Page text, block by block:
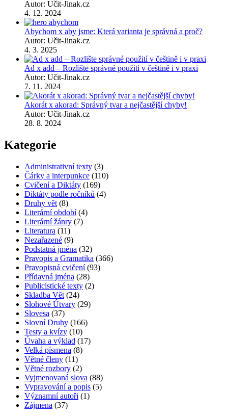
Autor: Učit-Jinak.cz
4. 12. 2024
Abychom x aby jsme: Která varianta je správná a proč?
Autor: Učit-Jinak.cz
4. 3. 2025
Ad x add – Rozlište správné použití v češtině i v praxi
Autor: Učit-Jinak.cz
7. 11. 2024
Akorát x akorad: Správný tvar a nejčastější chyby!
Autor: Učit-Jinak.cz
28. 8. 2024
Kategorie
Administrativní texty (3)
Čárky a interpunkce (110)
Cvičení a Diktáty (169)
Diktáty podle ročníků (4)
Druhy vět (8)
Literární období(4)
Literární žánry (7)
Literatura (11)
Nezařazené (9)
Podstatná jména (32)
Pravopis a Gramatika (366)
Pravopisná cvičení(93)
Přídavná jména (28)
Publicistické texty (2)
Skladba Vět (24)
Slohové Útvary (29)
Slovesa (37)
Slovní Druhy (166)
Testy a kvízy (10)
Úvaha a výklad (17)
Velká písmena (8)
Větné členy (11)
Větné rozbory (2)
Vyjmenovaná slova (88)
Vypravování a popis (5)
Významní autoři (1)
Zájmena (37)